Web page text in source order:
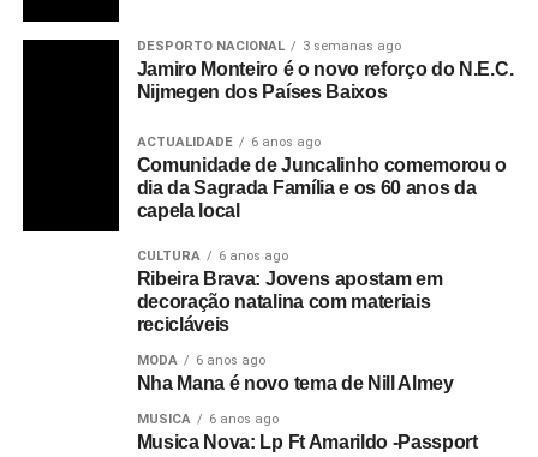
DESPORTO NACIONAL 3 semanas ago
Jamiro Monteiro é o novo reforço do N.E.C.
Nijmegen dos Países Baixos
ACTUALIDADE 6 anos ago
Comunidade de Juncalinho comemorou o
dia da Sagrada Família e os 60 anos da
capela local
CULTURA 6 anos ago
Ribeira Brava: Jovens apostam em
decoração natalina com materiais
recicláveis
MODA 6 anos ago
Nha Mana é novo tema de Nill Almey
MUSICA 6 anos ago
Musica Nova: Lp Ft Amarildo -Passport